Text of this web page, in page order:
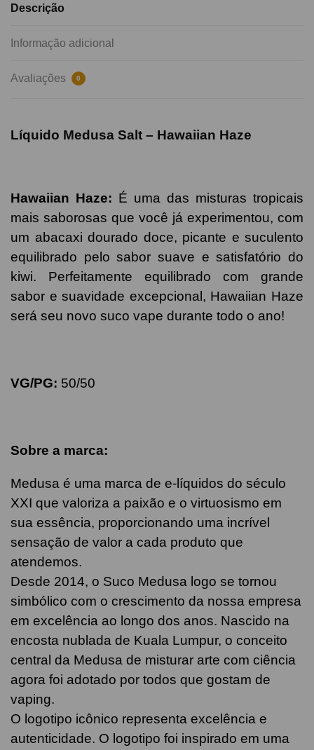
Descrição
Informação adicional
Avaliações 0
Líquido Medusa Salt – Hawaiian Haze
Hawaiian Haze: É uma das misturas tropicais
mais saborosas que você já experimentou, com
um abacaxi dourado doce, picante e suculento
equilibrado pelo sabor suave e satisfatório do
kiwi. Perfeitamente equilibrado com grande
sabor e suavidade excepcional, Hawaiian Haze
será seu novo suco vape durante todo o ano!
VG/PG: 50/50
Sobre a marca:
Medusa é uma marca de e-líquidos do século
XXI que valoriza a paixão e o virtuosismo em
sua essência, proporcionando uma incrível
sensação de valor a cada produto que
atendemos.
Desde 2014, o Suco Medusa logo se tornou
simbólico com o crescimento da nossa empresa
em excelência ao longo dos anos. Nascido na
encosta nublada de Kuala Lumpur, o conceito
central da Medusa de misturar arte com ciência
agora foi adotado por todos que gostam de
vaping.
O logotipo icônico representa excelência e
autenticidade. O logotipo foi inspirado em uma